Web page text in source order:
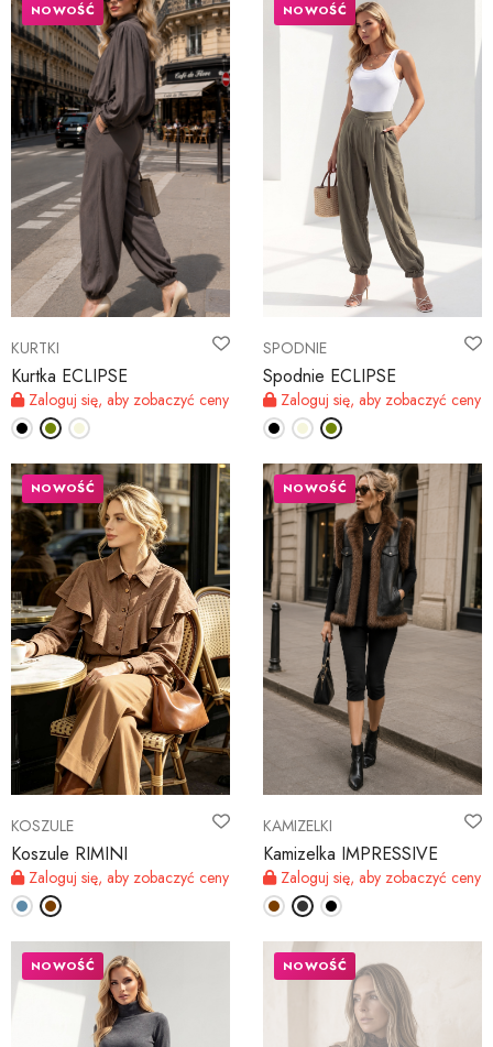
KURTKI
Kurtka ECLIPSE
Zaloguj się, aby zobaczyć ceny
NOWOŚĆ
SPODNIE
Spodnie ECLIPSE
Zaloguj się, aby zobaczyć ceny
NOWOŚĆ
KOSZULE
Koszule RIMINI
Zaloguj się, aby zobaczyć ceny
NOWOŚĆ
KAMIZELKI
Kamizelka IMPRESSIVE
Zaloguj się, aby zobaczyć ceny
NOWOŚĆ
NOWOŚĆ NOWOŚĆ